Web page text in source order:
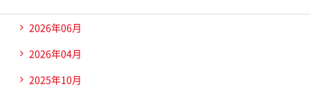
2026年06月
2026年04月
2025年10月